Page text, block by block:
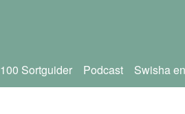
100 Sortguider Podcast Swisha